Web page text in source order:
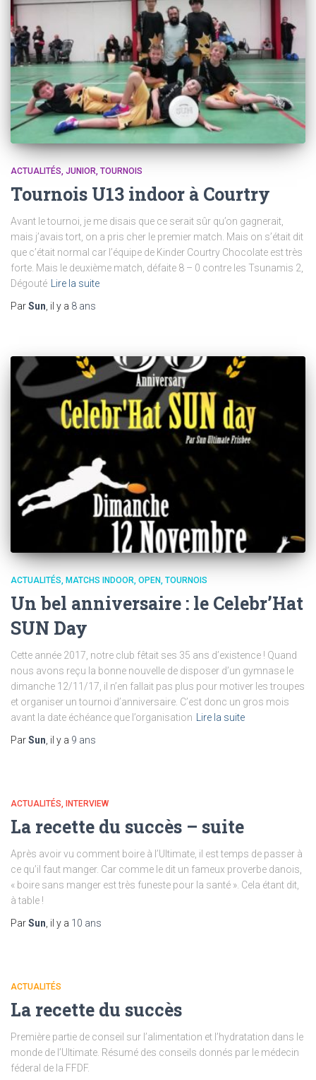
ACTUALITÉS JUNIOR TOURNOIS
Tournois U13 indoor à Courtry
Avant le tournoi, je me disais que ce serait sûr qu’on gagnerait,
mais j’avais tort, on a pris cher le premier match. Mais on s’était dit
que c’était normal car l’équipe de Kinder Courtry Chocolate est très
forte. Mais le deuxième match, défaite 8 – 0 contre les Tsunamis 2,
Dégouté Lire la suite
ParSun , il y a 8 ans
ACTUALITÉS MATCHS INDOOR OPEN TOURNOIS
Un bel anniversaire : le Celebr’Hat
SUN Day
Cette année 2017, notre club fêtait ses 35 ans d’existence ! Quand
nous avons reçu la bonne nouvelle de disposer d’un gymnase le
dimanche 12/11/17, il n’en fallait pas plus pour motiver les troupes
et organiser un tournoi d’anniversaire. C’est donc un gros mois
avant la date échéance que l’organisation Lire la suite
ParSun, il y a 9 ans
ACTUALITÉS INTERVIEW
La recette du succès – suite
Après avoir vu comment boire à l’Ultimate, il est temps de passer à
ce qu’il faut manger. Car comme le dit un fameux proverbe danois,
« boire sans manger est très funeste pour la santé ». Cela étant dit,
à table !
ParSun, il y a 10 ans
ACTUALITÉS
La recette du succès
Première partie de conseil sur l’alimentation et l’hydratation dans le
monde de l’Ultimate. Résumé des conseils donnés par le médecin
féderal de la FFDF.